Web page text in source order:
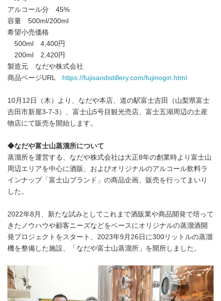
アルコール分 45%
容量 500ml/200ml
希望小売価格
500ml 4,400円
200ml 2,420円
製造元 なだや株式会社
商品ページURL
https://fujisandistillery.com/fujinogin.html
10月12日（木）より、なだや本店、道の駅富士吉田（山梨県富士
吉田市新屋3-7-3）、富士山5号目観光売店、富士五湖周辺の土産
物店にて販売を開始します。
◆なだや富士山蒸溜所について
蒸溜所を運営する、なだや株式会社は大正8年の創業時より富士山
周辺エリアを中心に酒販、およびオリジナルのアルコール飲料ラ
インナップ「富士山ブランド」の商品企画、販売を行ってまいり
した。
2022年8月、新たな試みとしてこれまで酒販業や商品開発で培って
きたノウハウや顧客ニーズなどをベースにオリジナルの蒸溜酒開
発プロジェクトをスタート、2023年9月26日に300リットルの蒸溜
機を整備した施設、「なだや富士山蒸溜所」を開所しました。